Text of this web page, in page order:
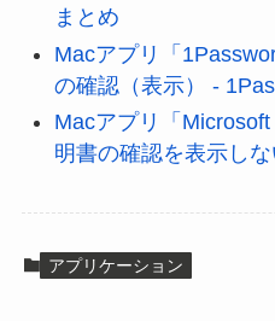
まとめ
Macアプリ「
の確認（表示） -
Macアプリ「
明書の確認を表示し
アプリケーション